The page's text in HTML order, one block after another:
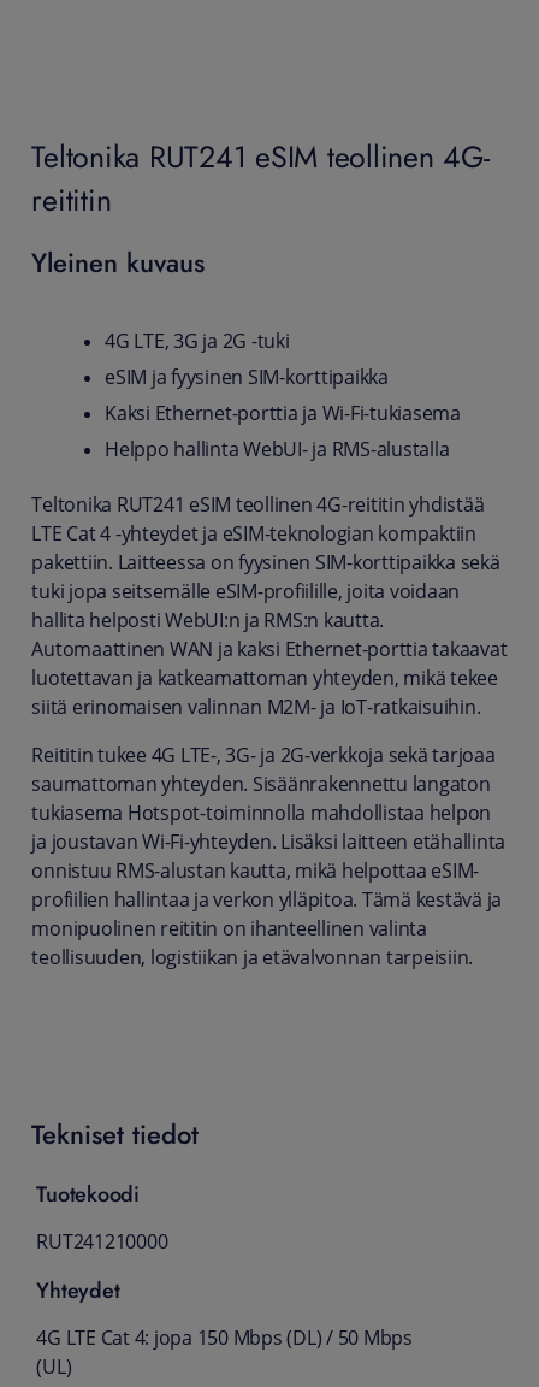
Teltonika RUT241 eSIM teollinen 4G-
reititin
Yleinen kuvaus
4G LTE, 3G ja 2G -tuki
eSIM ja fyysinen SIM-korttipaikka
Kaksi Ethernet-porttia ja Wi-Fi-tukiasema
Helppo hallinta WebUI- ja RMS-alustalla
Teltonika RUT241 eSIM teollinen 4G-reititin yhdistää
LTE Cat 4 -yhteydet ja eSIM-teknologian kompaktiin
pakettiin. Laitteessa on fyysinen SIM-korttipaikka sekä
tuki jopa seitsemälle eSIM-profiilille, joita voidaan
hallita helposti WebUI:n ja RMS:n kautta.
Automaattinen WAN ja kaksi Ethernet-porttia takaavat
luotettavan ja katkeamattoman yhteyden, mikä tekee
siitä erinomaisen valinnan M2M- ja IoT-ratkaisuihin.
Reititin tukee 4G LTE-, 3G- ja 2G-verkkoja sekä tarjoaa
saumattoman yhteyden. Sisäänrakennettu langaton
tukiasema Hotspot-toiminnolla mahdollistaa helpon
ja joustavan Wi-Fi-yhteyden. Lisäksi laitteen etähallinta
onnistuu RMS-alustan kautta, mikä helpottaa eSIM-
profiilien hallintaa ja verkon ylläpitoa. Tämä kestävä ja
monipuolinen reititin on ihanteellinen valinta
teollisuuden, logistiikan ja etävalvonnan tarpeisiin.
Tekniset tiedot
Tuotekoodi
RUT241210000
Yhteydet
4G LTE Cat 4: jopa 150 Mbps (DL) / 50 Mbps
(UL)